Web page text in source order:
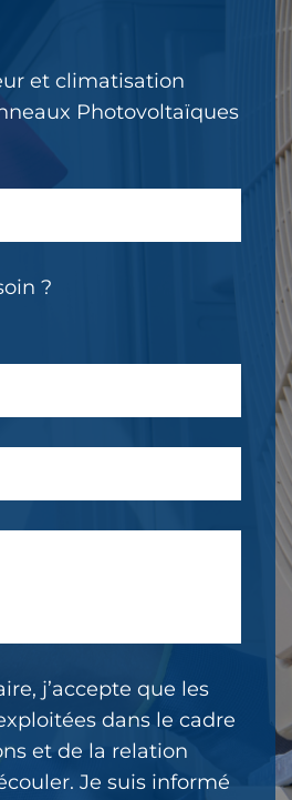
et climatisation
Photovoltaïques
?
j’accepte que les
dans le cadre
et de la relation
Je suis informé